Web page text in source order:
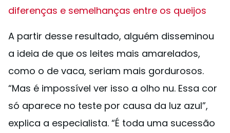
diferenças e semelhanças entre os queijos
A partir desse resultado, alguém disseminou
a ideia de que os leites mais amarelados,
como o de vaca, seriam mais gordurosos.
“Mas é impossível ver isso a olho nu. Essa cor
só aparece no teste por causa da luz azul”,
explica a especialista. “É toda uma sucessão